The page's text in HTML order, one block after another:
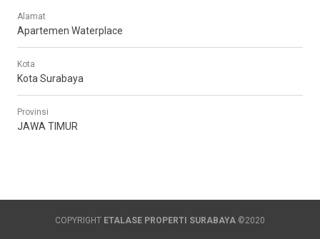
Alamat
Apartemen Waterplace
Kota
Kota Surabaya
Provinsi
JAWA TIMUR
COPYRIGHT ETALASE PROPERTI SURABAYA ©2020